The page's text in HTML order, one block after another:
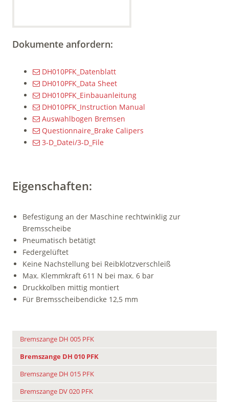
Dokumente anfordern:
DH010PFK_Datenblatt
DH010PFK_Data Sheet
DH010PFK_Einbauanleitung
DH010PFK_Instruction Manual
Auswahlbogen Bremsen
Questionnaire_Brake Calipers
3-D_Datei/3-D_File
Eigenschaften:
Befestigung an der Maschine rechtwinklig zur
Bremsscheibe
Pneumatisch betätigt
Federgelüftet
Keine Nachstellung bei Reibklotzverschleiß
Max. Klemmkraft 611 N bei max. 6 bar
Druckkolben mittig montiert
Für Bremsscheibendicke 12,5 mm
Bremszange DH 005 PFK
Bremszange DH 010 PFK
Bremszange DH 015 PFK
Bremszange DV 020 PFK